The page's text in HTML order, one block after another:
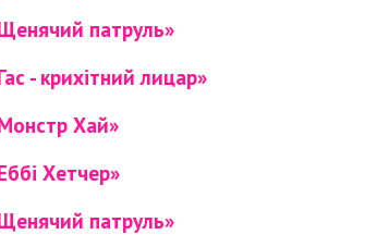
патруль»
- крихітний лицар»
Хай»
Хетчер»
патруль»